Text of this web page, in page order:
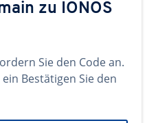
zu IONOS
Sie den Code an.
Bestätigen Sie den